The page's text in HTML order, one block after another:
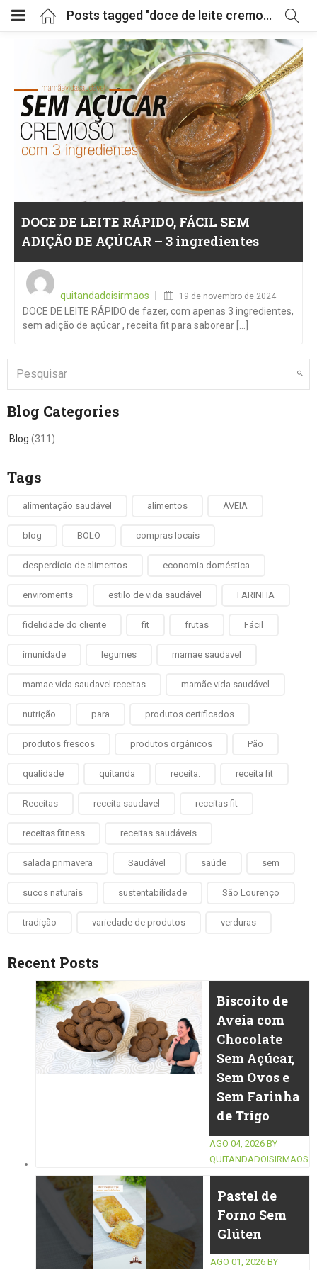
Posts tagged "doce de leite cremoso"
DOCE DE LEITE RÁPIDO, FÁCIL SEM
ADIÇÃO DE AÇÚCAR – 3 ingredientes
quitandadoisirmaos
19 de novembro de 2024
DOCE DE LEITE RÁPIDO de fazer, com apenas 3 ingredientes,
sem adição de açúcar , receita fit para saborear [...]
Blog Categories
Blog (311)
Tags
alimentação saudável alimentos AVEIA
blog BOLO compras locais
desperdício de alimentos economia doméstica
enviroments estilo de vida saudável FARINHA
fidelidade do cliente fit frutas Fácil
imunidade legumes mamae saudavel
mamae vida saudavel receitas mamãe vida saudável
nutrição para produtos certificados
produtos frescos produtos orgânicos Pão
qualidade quitanda receita. receita fit
Receitas receita saudavel receitas fit
receitas fitness receitas saudáveis
salada primavera Saudável saúde sem
sucos naturais sustentabilidade São Lourenço
tradição variedade de produtos verduras
Recent Posts
Biscoito de
Aveia com
Chocolate
Sem Açúcar,
Sem Ovos e
Sem Farinha
de Trigo
AGO 04, 2026 BY
QUITANDADOISIRMAOS
Pastel de
Forno Sem
Glúten
AGO 01, 2026 BY